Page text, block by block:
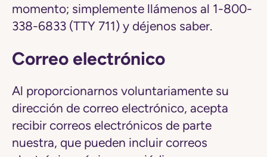
momento; simplemente llámenos al 1-800-
338-6833 (TTY 711) y déjenos saber.
Correo electrónico
Al proporcionarnos voluntariamente su
dirección de correo electrónico, acepta
recibir correos electrónicos de parte
nuestra, que pueden incluir correos